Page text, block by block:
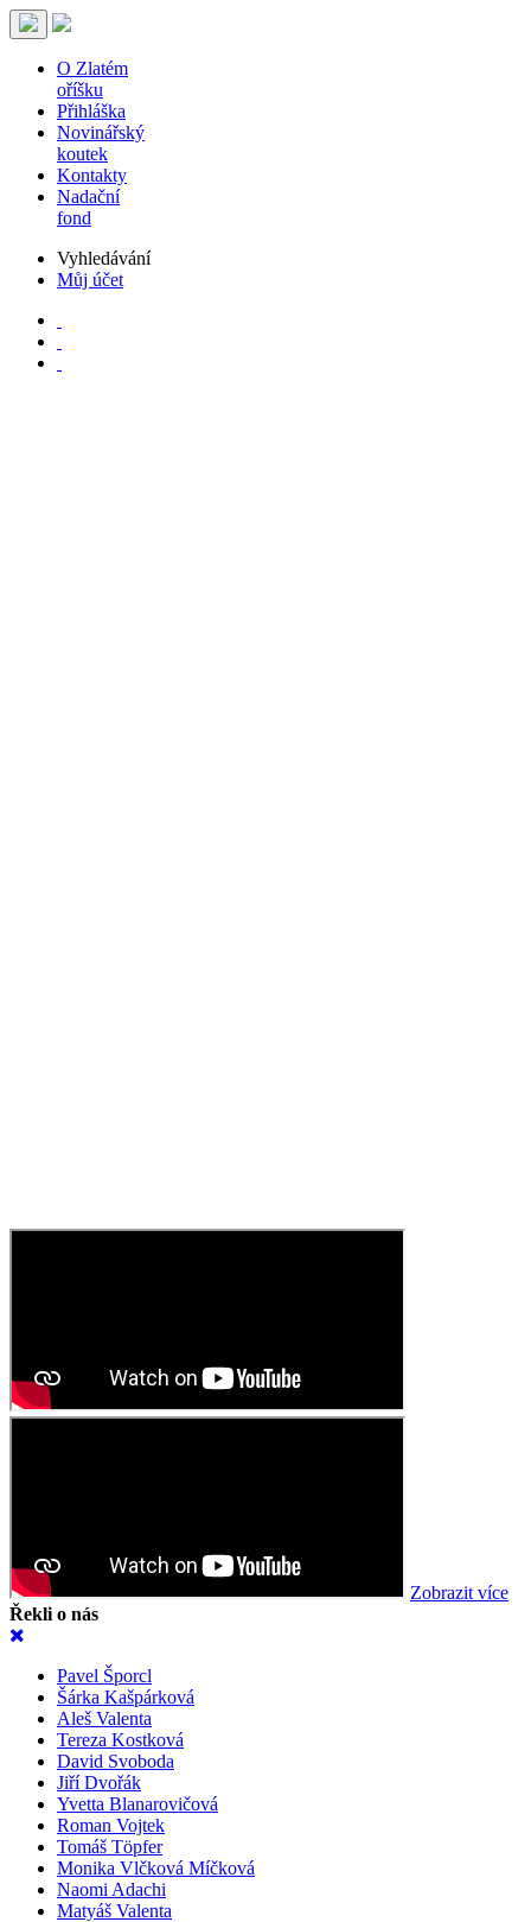
O Zlatém
oříšku
Přihláška
Novinářský
koutek
Kontakty
Nadační
fond
Vyhledávání
Můj účet
Zobrazit více
Řekli o nás
Pavel Šporcl
Šárka Kašpárková
Aleš Valenta
Tereza Kostková
David Svoboda
Jiří Dvořák
Yvetta Blanarovičová
Roman Vojtek
Tomáš Töpfer
Monika Vlčková Míčková
Naomi Adachi
Matyáš Valenta